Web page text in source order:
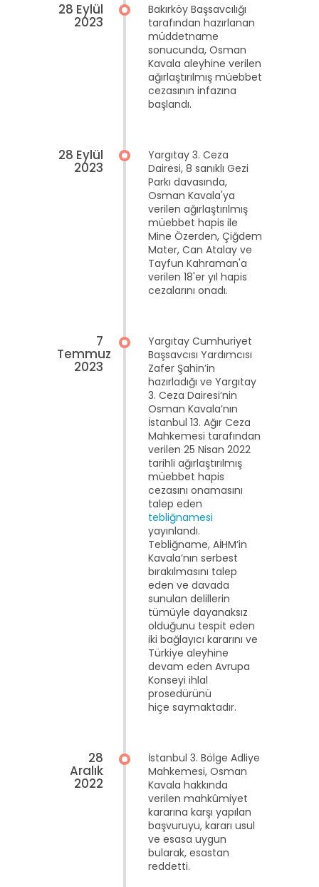
28 Eylül
2023
Bakırköy Başsavcılığı
tarafından hazırlanan
müddetname
sonucunda, Osman
Kavala aleyhine verilen
ağırlaştırılmış müebbet
cezasının infazına
başlandı.
28 Eylül
2023
Yargıtay 3. Ceza
Dairesi, 8 sanıklı Gezi
Parkı davasında,
Osman Kavala'ya
verilen ağırlaştırılmış
müebbet hapis ile
Mine Özerden, Çiğdem
Mater, Can Atalay ve
Tayfun Kahraman'a
verilen 18'er yıl hapis
cezalarını onadı.
7
Temmuz
2023
Yargıtay Cumhuriyet
Başsavcısı Yardımcısı
Zafer Şahin’in
hazırladığı ve Yargıtay
3. Ceza Dairesi’nin
Osman Kavala’nın
İstanbul 13. Ağır Ceza
Mahkemesi tarafından
verilen 25 Nisan 2022
tarihli ağırlaştırılmış
müebbet hapis
cezasını onamasını
talep eden
tebliğnamesi
yayınlandı.
Tebliğname, AİHM’in
Kavala’nın serbest
bırakılmasını talep
eden ve davada
sunulan delillerin
tümüyle dayanaksız
olduğunu tespit eden
iki bağlayıcı kararını ve
Türkiye aleyhine
devam eden Avrupa
Konseyi ihlal
prosedürünü
hiçe saymaktadır.
28
Aralık
2022
İstanbul 3. Bölge Adliye
Mahkemesi, Osman
Kavala hakkında
verilen mahkûmiyet
kararına karşı yapılan
başvuruyu, kararı usul
ve esasa uygun
bularak, esastan
reddetti.